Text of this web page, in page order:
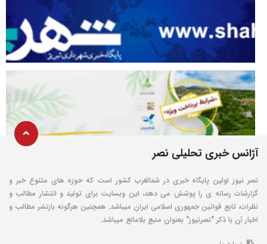
آژانس خبری تحلیلی نصر
نصر نیوز اولین پایگاه خبری در شمالغرب کشور است که حوزه های متنوع خبر و
گزارشات رسانه ی را پوشش می دهد، این وبسایت برای تولید و انتشار مطالب و
نظرات، تابع قوانین جمهوری اسلامی ایران میباشد. همچنین هرگونه بازنشر مطالب و
اخبار آن با ذکر "نصرنیوز" بعنوان منبع بلامانع میباشد.